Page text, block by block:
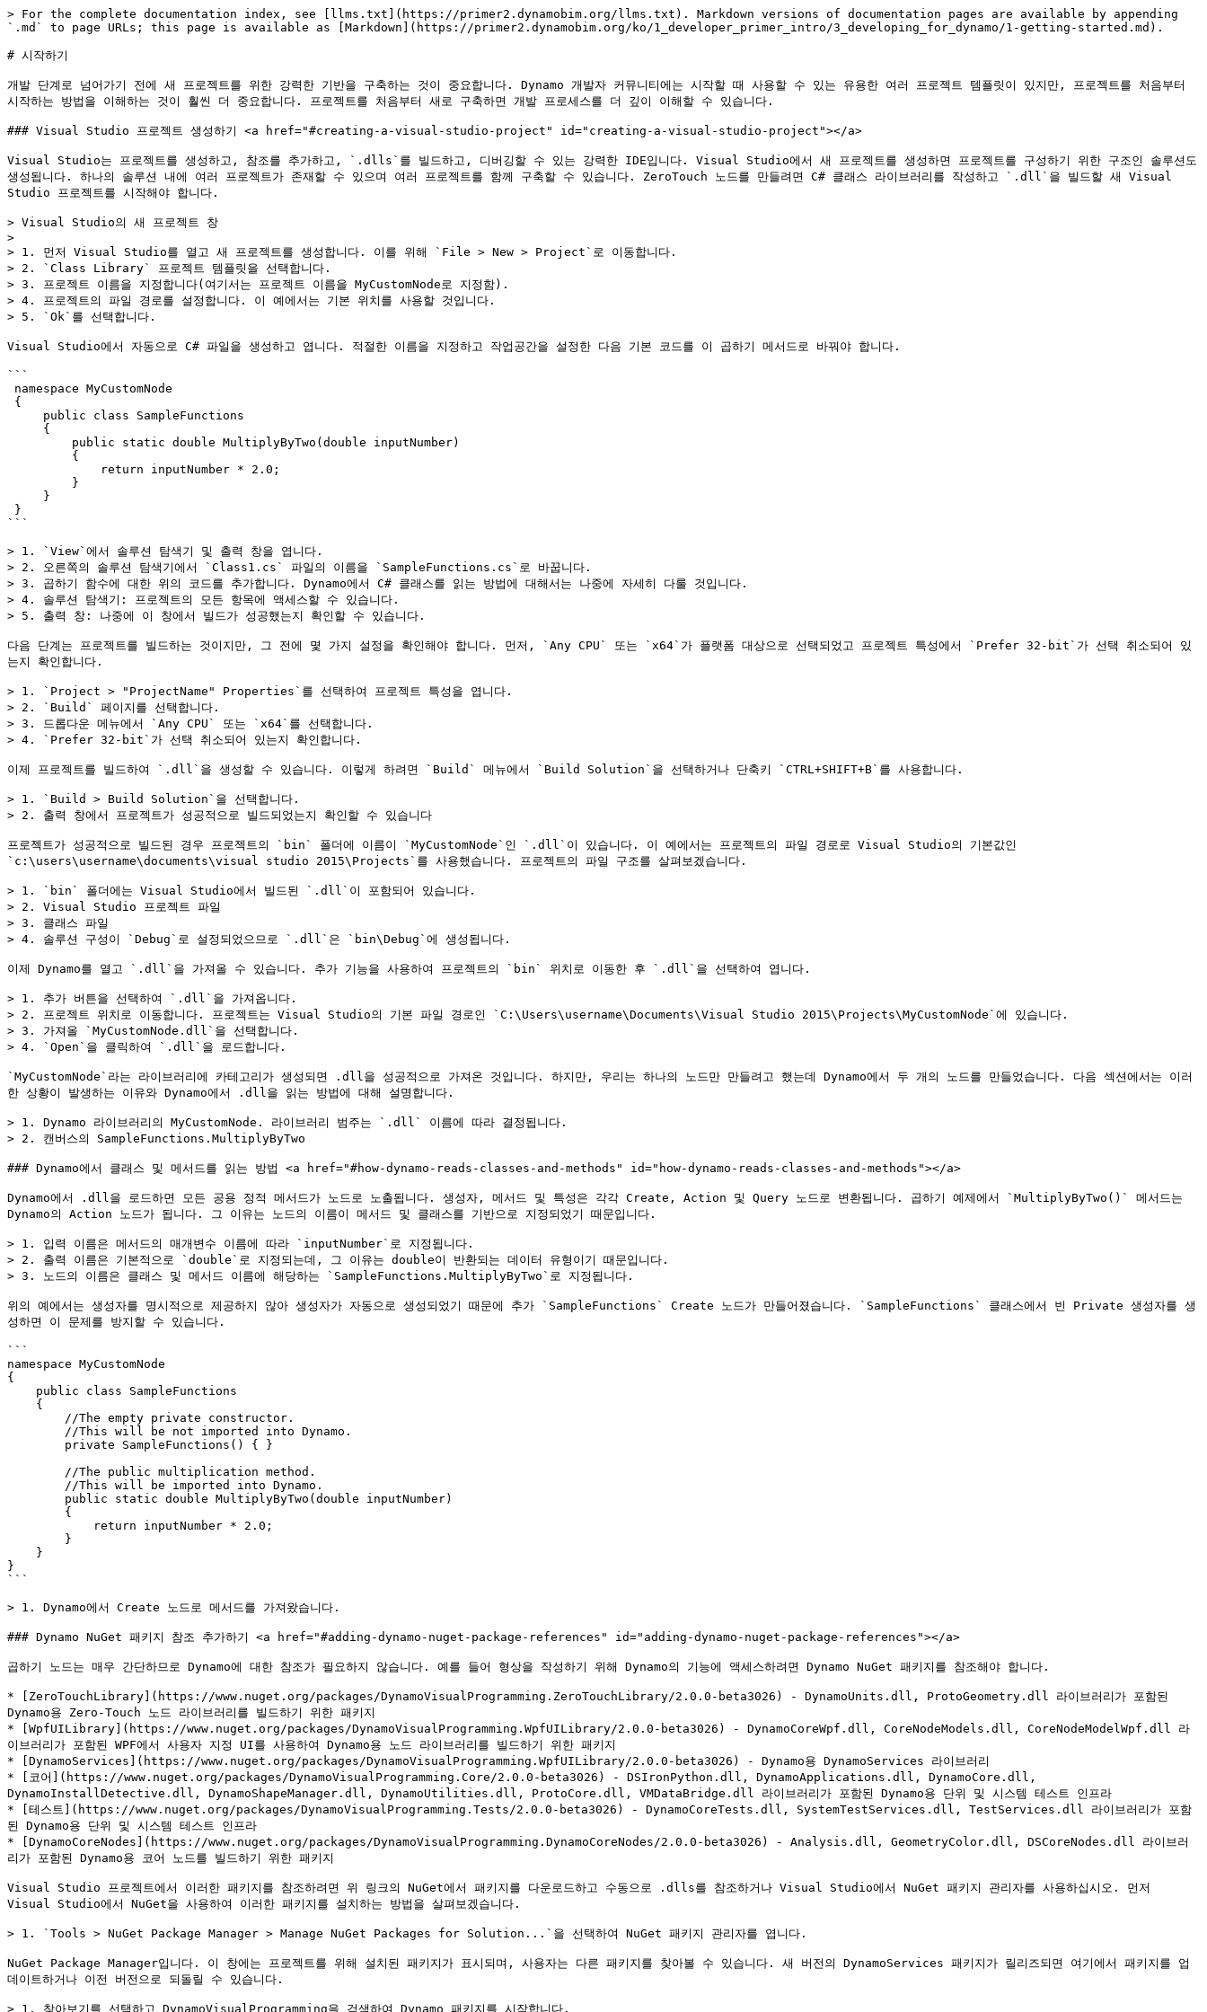
> For the complete documentation index, see [llms.txt](https://primer2.dynamobim.org/llms.txt). Markdown versions of documentation pages are available by appending
`.md` to page URLs; this page is available as [Markdown](https://primer2.dynamobim.org/ko/1_developer_primer_intro/3_developing_for_dynamo/1-getting-started.md).
# 시작하기
개발 단계로 넘어가기 전에 새 프로젝트를 위한 강력한 기반을 구축하는 것이 중요합니다. Dynamo 개발자 커뮤니티에는 시작할 때 사용할 수 있는 유용한 여러 프로젝트 템플릿이 있지만, 프로젝트를 처음부터
시작하는 방법을 이해하는 것이 훨씬 더 중요합니다. 프로젝트를 처음부터 새로 구축하면 개발 프로세스를 더 깊이 이해할 수 있습니다.
### Visual Studio 프로젝트 생성하기 <a href="#creating-a-visual-studio-project" id="creating-a-visual-studio-project"></a>
Visual Studio는 프로젝트를 생성하고, 참조를 추가하고, `.dlls`를 빌드하고, 디버깅할 수 있는 강력한 IDE입니다. Visual Studio에서 새 프로젝트를 생성하면 프로젝트를 구성하기 위한 구조인 솔루션도
생성됩니다. 하나의 솔루션 내에 여러 프로젝트가 존재할 수 있으며 여러 프로젝트를 함께 구축할 수 있습니다. ZeroTouch 노드를 만들려면 C# 클래스 라이브러리를 작성하고 `.dll`을 빌드할 새 Visual
Studio 프로젝트를 시작해야 합니다.
> Visual Studio의 새 프로젝트 창
>
> 1. 먼저 Visual Studio를 열고 새 프로젝트를 생성합니다. 이를 위해 `File > New > Project`로 이동합니다.
> 2. `Class Library` 프로젝트 템플릿을 선택합니다.
> 3. 프로젝트 이름을 지정합니다(여기서는 프로젝트 이름을 MyCustomNode로 지정함).
> 4. 프로젝트의 파일 경로를 설정합니다. 이 예에서는 기본 위치를 사용할 것입니다.
> 5. `Ok`를 선택합니다.
Visual Studio에서 자동으로 C# 파일을 생성하고 엽니다. 적절한 이름을 지정하고 작업공간을 설정한 다음 기본 코드를 이 곱하기 메서드로 바꿔야 합니다.
```
```
> 1. `View`에서 솔루션 탐색기 및 출력 창을 엽니다.
> 2. 오른쪽의 솔루션 탐색기에서 `Class1.cs` 파일의 이름을 `SampleFunctions.cs`로 바꿉니다.
> 3. 곱하기 함수에 대한 위의 코드를 추가합니다. Dynamo에서 C# 클래스를 읽는 방법에 대해서는 나중에 자세히 다룰 것입니다.
> 4. 솔루션 탐색기: 프로젝트의 모든 항목에 액세스할 수 있습니다.
> 5. 출력 창: 나중에 이 창에서 빌드가 성공했는지 확인할 수 있습니다.
다음 단계는 프로젝트를 빌드하는 것이지만, 그 전에 몇 가지 설정을 확인해야 합니다. 먼저, `Any CPU` 또는 `x64`가 플랫폼 대상으로 선택되었고 프로젝트 특성에서 `Prefer 32-bit`가 선택 취소되어 있
는지 확인합니다.
> 1. `Project > "ProjectName" Properties`를 선택하여 프로젝트 특성을 엽니다.
> 2. `Build` 페이지를 선택합니다.
> 3. 드롭다운 메뉴에서 `Any CPU` 또는 `x64`를 선택합니다.
> 4. `Prefer 32-bit`가 선택 취소되어 있는지 확인합니다.
이제 프로젝트를 빌드하여 `.dll`을 생성할 수 있습니다. 이렇게 하려면 `Build` 메뉴에서 `Build Solution`을 선택하거나 단축키 `CTRL+SHIFT+B`를 사용합니다.
> 1. `Build > Build Solution`을 선택합니다.
> 2. 출력 창에서 프로젝트가 성공적으로 빌드되었는지 확인할 수 있습니다
프로젝트가 성공적으로 빌드된 경우 프로젝트의 `bin` 폴더에 이름이 `MyCustomNode`인 `.dll`이 있습니다. 이 예에서는 프로젝트의 파일 경로로 Visual Studio의 기본값인
`c:\users\username\documents\visual studio 2015\Projects`를 사용했습니다. 프로젝트의 파일 구조를 살펴보겠습니다.
> 1. `bin` 폴더에는 Visual Studio에서 빌드된 `.dll`이 포함되어 있습니다.
> 2. Visual Studio 프로젝트 파일
> 3. 클래스 파일
> 4. 솔루션 구성이 `Debug`로 설정되었으므로 `.dll`은 `bin\Debug`에 생성됩니다.
이제 Dynamo를 열고 `.dll`을 가져올 수 있습니다. 추가 기능을 사용하여 프로젝트의 `bin` 위치로 이동한 후 `.dll`을 선택하여 엽니다.
> 1. 추가 버튼을 선택하여 `.dll`을 가져옵니다.
> 2. 프로젝트 위치로 이동합니다. 프로젝트는 Visual Studio의 기본 파일 경로인 `C:\Users\username\Documents\Visual Studio 2015\Projects\MyCustomNode`에 있습니다.
> 3. 가져올 `MyCustomNode.dll`을 선택합니다.
> 4. `Open`을 클릭하여 `.dll`을 로드합니다.
`MyCustomNode`라는 라이브러리에 카테고리가 생성되면 .dll을 성공적으로 가져온 것입니다. 하지만, 우리는 하나의 노드만 만들려고 했는데 Dynamo에서 두 개의 노드를 만들었습니다. 다음 섹션에서는 이러
한 상황이 발생하는 이유와 Dynamo에서 .dll을 읽는 방법에 대해 설명합니다.
> 1. Dynamo 라이브러리의 MyCustomNode. 라이브러리 범주는 `.dll` 이름에 따라 결정됩니다.
> 2. 캔버스의 SampleFunctions.MultiplyByTwo
### Dynamo에서 클래스 및 메서드를 읽는 방법 <a href="#how-dynamo-reads-classes-and-methods" id="how-dynamo-reads-classes-and-methods"></a>
Dynamo에서 .dll을 로드하면 모든 공용 정적 메서드가 노드로 노출됩니다. 생성자, 메서드 및 특성은 각각 Create, Action 및 Query 노드로 변환됩니다. 곱하기 예제에서 `MultiplyByTwo()` 메서드는
Dynamo의 Action 노드가 됩니다. 그 이유는 노드의 이름이 메서드 및 클래스를 기반으로 지정되었기 때문입니다.
> 1. 입력 이름은 메서드의 매개변수 이름에 따라 `inputNumber`로 지정됩니다.
> 2. 출력 이름은 기본적으로 `double`로 지정되는데, 그 이유는 double이 반환되는 데이터 유형이기 때문입니다.
> 3. 노드의 이름은 클래스 및 메서드 이름에 해당하는 `SampleFunctions.MultiplyByTwo`로 지정됩니다.
위의 예에서는 생성자를 명시적으로 제공하지 않아 생성자가 자동으로 생성되었기 때문에 추가 `SampleFunctions` Create 노드가 만들어졌습니다. `SampleFunctions` 클래스에서 빈 Private 생성자를 생
성하면 이 문제를 방지할 수 있습니다.
```
namespace MyCustomNode
{
}
```
> 1. Dynamo에서 Create 노드로 메서드를 가져왔습니다.
### Dynamo NuGet 패키지 참조 추가하기 <a href="#adding-dynamo-nuget-package-references" id="adding-dynamo-nuget-package-references"></a>
곱하기 노드는 매우 간단하므로 Dynamo에 대한 참조가 필요하지 않습니다. 예를 들어 형상을 작성하기 위해 Dynamo의 기능에 액세스하려면 Dynamo NuGet 패키지를 참조해야 합니다.
* [ZeroTouchLibrary](https://www.nuget.org/packages/DynamoVisualProgramming.ZeroTouchLibrary/2.0.0-beta3026) - DynamoUnits.dll, ProtoGeometry.dll 라이브러리가 포함된
Dynamo용 Zero-Touch 노드 라이브러리를 빌드하기 위한 패키지
* [WpfUILibrary](https://www.nuget.org/packages/DynamoVisualProgramming.WpfUILibrary/2.0.0-beta3026) - DynamoCoreWpf.dll, CoreNodeModels.dll, CoreNodeModelWpf.dll 라
이브러리가 포함된 WPF에서 사용자 지정 UI를 사용하여 Dynamo용 노드 라이브러리를 빌드하기 위한 패키지
* [DynamoServices](https://www.nuget.org/packages/DynamoVisualProgramming.WpfUILibrary/2.0.0-beta3026) - Dynamo용 DynamoServices 라이브러리
* [코어](https://www.nuget.org/packages/DynamoVisualProgramming.Core/2.0.0-beta3026) - DSIronPython.dll, DynamoApplications.dll, DynamoCore.dll,
DynamoInstallDetective.dll, DynamoShapeManager.dll, DynamoUtilities.dll, ProtoCore.dll, VMDataBridge.dll 라이브러리가 포함된 Dynamo용 단위 및 시스템 테스트 인프라
* [테스트](https://www.nuget.org/packages/DynamoVisualProgramming.Tests/2.0.0-beta3026) - DynamoCoreTests.dll, SystemTestServices.dll, TestServices.dll 라이브러리가 포함
된 Dynamo용 단위 및 시스템 테스트 인프라
* [DynamoCoreNodes](https://www.nuget.org/packages/DynamoVisualProgramming.DynamoCoreNodes/2.0.0-beta3026) - Analysis.dll, GeometryColor.dll, DSCoreNodes.dll 라이브러
리가 포함된 Dynamo용 코어 노드를 빌드하기 위한 패키지
Visual Studio 프로젝트에서 이러한 패키지를 참조하려면 위 링크의 NuGet에서 패키지를 다운로드하고 수동으로 .dlls를 참조하거나 Visual Studio에서 NuGet 패키지 관리자를 사용하십시오. 먼저
Visual Studio에서 NuGet을 사용하여 이러한 패키지를 설치하는 방법을 살펴보겠습니다.
> 1. `Tools > NuGet Package Manager > Manage NuGet Packages for Solution...`을 선택하여 NuGet 패키지 관리자를 엽니다.
NuGet Package Manager입니다. 이 창에는 프로젝트를 위해 설치된 패키지가 표시되며, 사용자는 다른 패키지를 찾아볼 수 있습니다. 새 버전의 DynamoServices 패키지가 릴리즈되면 여기에서 패키지를 업
데이트하거나 이전 버전으로 되돌릴 수 있습니다.
> 1. 찾아보기를 선택하고 DynamoVisualProgramming을 검색하여 Dynamo 패키지를 시작합니다.